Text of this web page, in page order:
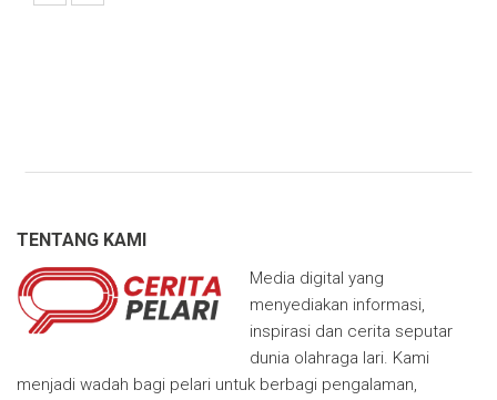
TENTANG KAMI
Media digital yang
menyediakan informasi,
inspirasi dan cerita seputar
dunia olahraga lari. Kami
menjadi wadah bagi pelari untuk berbagi pengalaman,